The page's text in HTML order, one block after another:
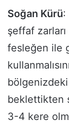
Soğan Kürü:
şeffaf
fesleğen ile
beklettikten
3-4 kere